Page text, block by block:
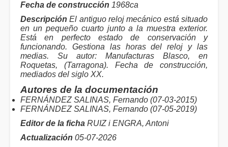
Fecha de construcción 1968ca
Descripción El antiguo reloj mecánico está situado
en un pequeño cuarto junto a la muestra exterior.
Está en perfecto estado de conservación y
funcionando. Gestiona las horas del reloj y las
medias. Su autor: Manufacturas Blasco, en
Roquetas, (Tarragona). Fecha de construcción,
mediados del siglo XX.
Autores de la documentación
FERNÁNDEZ SALINAS, Fernando (07-03-2015)
FERNÁNDEZ SALINAS, Fernando (07-05-2019)
Editor de la ficha RUIZ i ENGRA, Antoni
Actualización 05-07-2026